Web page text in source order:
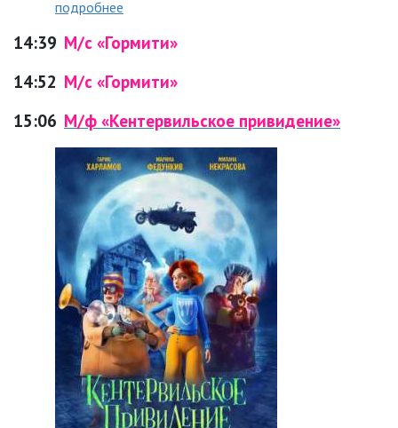
подробнее
14:39 М/с «Гормити»
14:52 М/с «Гормити»
15:06 М/ф «Кентервильское привидение»